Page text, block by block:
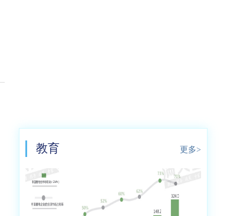
教育 更多>